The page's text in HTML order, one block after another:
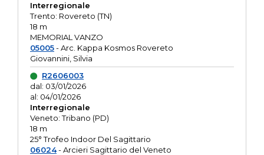
Interregionale
Trento: Rovereto (TN)
18 m
MEMORIAL VANZO
05005- Arc. Kappa Kosmos Rovereto
Giovannini, Silvia
R2606003
dal: 03/01/2026
al: 04/01/2026
Interregionale
Veneto: Tribano (PD)
18 m
25° Trofeo Indoor Del Sagittario
06024- Arcieri Sagittario del Veneto